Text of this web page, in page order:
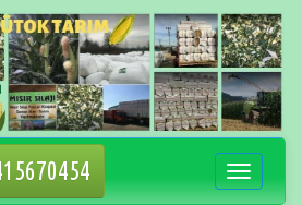
değiştir